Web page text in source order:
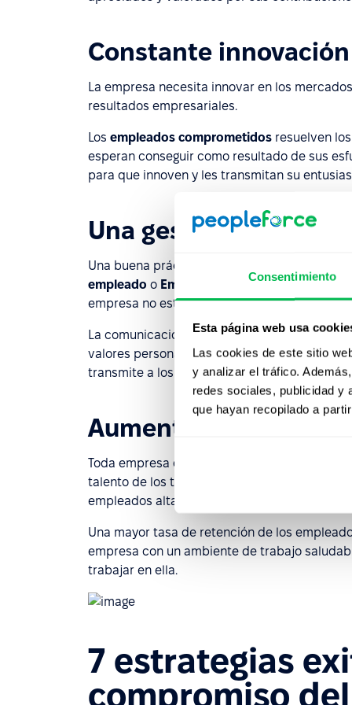
Consentimiento
Esta página web usa
Las cookies de este sitio
y analizar el tráfico.
redes sociales, publicidad y
que hayan recopilado a
Constante innovación
La empresa necesita innovar en los
resultados empresariales.
Los empleados comprometidos resuelven
esperan conseguir como resultado de sus
para que innoven y les transmitan su
Una gestión
Una buena práctica gerencial es el
empleado o Employee engagement. Los
empresa no están dispuestos a aceptar su
La comunicación constante y transparente
valores personales de los empleados con
transmite a los clientes y que permite el
Aumentar la tasa de
Toda empresa debe tener una estrategia
talento de los trabajadores que demuestran
empleados altamente comprometidos no
Una mayor tasa de retención de los
empresa con un ambiente de trabajo
trabajar en ella.
7 estrategias
compromiso